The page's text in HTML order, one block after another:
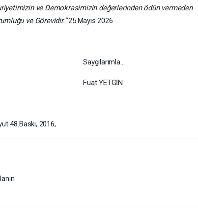
ve Demokrasimizin değerlerinden ödün vermeden
ve Görevidir.”25.Mayıs 2026
Saygılarımla…
Fuat YETGİN
48.Baskı, 2016,